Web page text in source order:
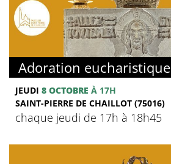
Adoration eucharistique
JEUDI 8 OCTOBRE À 17H
SAINT-PIERRE DE CHAILLOT (75016)
chaque jeudi de 17h à 18h45